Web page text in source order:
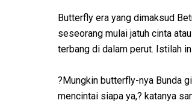
Butterfly era yang dimaksud
seseorang mulai jatuh cinta
terbang di dalam perut. Istilah
?Mungkin butterfly-nya Bunda
mencintai siapa ya,? katanya